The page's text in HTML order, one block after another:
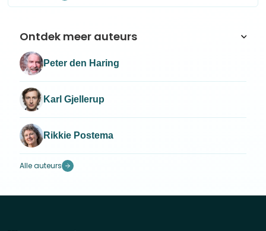
Ontdek meer auteurs
Peter den Haring
Karl Gjellerup
Rikkie Postema
Alle auteurs